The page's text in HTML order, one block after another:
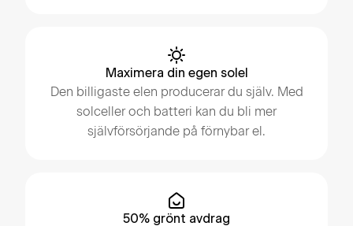
Maximera din egen solel
Den billigaste elen producerar du själv. Med
solceller och batteri kan du bli mer
självförsörjande på förnybar el.
50% grönt avdrag